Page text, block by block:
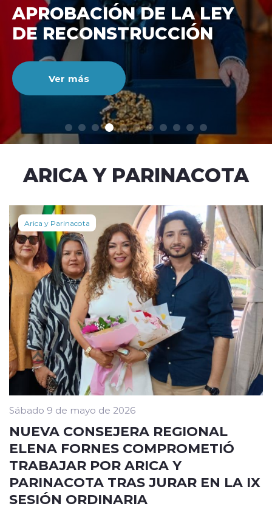
modo claro
DE RECONSTRUCCIÓ
NACIONAL
Ver más
ARICA Y PARINACOTA
Arica y Parinacota
Sábado 9 de mayo de 2026
NUEVA CONSEJERA REGIONAL
ELENA FORNES COMPROMETIÓ
TRABAJAR POR ARICA Y
PARINACOTA TRAS JURAR EN LA IX
SESIÓN ORDINARIA